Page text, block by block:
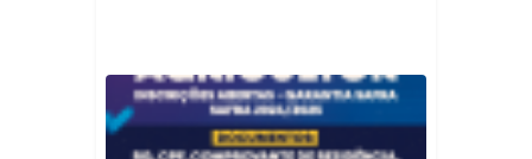
Área livre de febre aftosa